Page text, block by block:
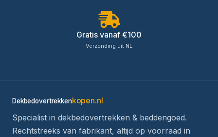
Gratis vanaf €100
Verzending uit NL
Dekbedovertrekkenkopen.nl
Specialist in dekbedovertrekken & beddengoed.
Rechtstreeks van fabrikant, altijd op voorraad in